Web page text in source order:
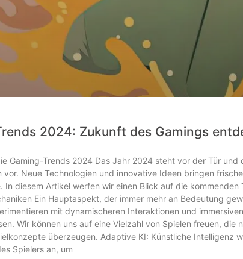
2024: Zukunft des Gamings
Gaming-Trends 2024 Das Jahr 2024 steht vor der Tür
vor. Neue Technologien und innovative Ideen bringen
In diesem Artikel werfen wir einen Blick auf die
Ein Hauptaspekt, der immer mehr an Bedeutung
mit dynamischeren Interaktionen und
Wir können uns auf eine Vielzahl von Spielen freuen,
überzeugen. Adaptive KI: Künstliche Intelligenz
Spielers an, um